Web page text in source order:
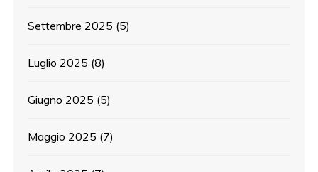
Settembre 2025 (5)
Luglio 2025 (8)
Giugno 2025 (5)
Maggio 2025 (7)